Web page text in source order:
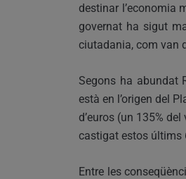
destinar l’economia
governat ha sigut
ciutadania, com van
Segons ha abundat
està en l’origen del
d’euros (un 135%
castigat estos últims
Entre les